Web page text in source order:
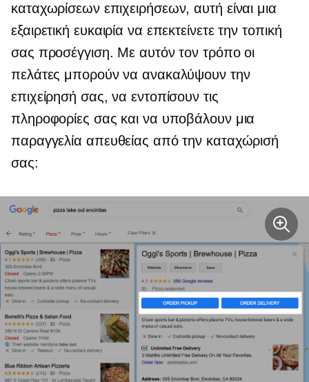
καταχωρίσεων επιχειρήσεων, αυτή είναι μια
εξαιρετική ευκαιρία να επεκτείνετε την τοπική
σας προσέγγιση. Με αυτόν τον τρόπο οι
πελάτες μπορούν να ανακαλύψουν την
επιχείρησή σας, να εντοπίσουν τις
πληροφορίες σας και να υποβάλουν μια
παραγγελία απευθείας από την καταχώρισή
σας: